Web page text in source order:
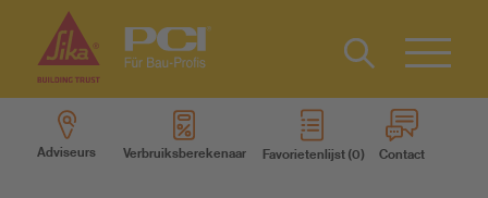
Type 2 or
more
Adviseurs Verbruiksberekenaar Favorietenlijst Contact
Contact
FR